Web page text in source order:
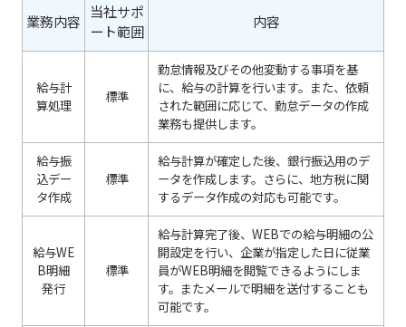
業務内容
当社サポ
ート範囲
内容
給与計
算処理
標準
勤怠情報及びその他変動する事項を基
に、給与の計算を行います。また、依頼
された範囲に応じて、勤怠データの作成
業務も提供します。
給与振
込デー
タ作成
標準
給与計算が確定した後、銀行振込用のデ
ータを作成します。さらに、地方税に関
するデータ作成の対応も可能です。
給与WE
B明細
発行
標準
給与計算完了後、WEBでの給与明細の公
開設定を行い、企業が指定した日に従業
員がWEB明細を閲覧できるようにしま
す。またメールで明細を送付することも
可能です。